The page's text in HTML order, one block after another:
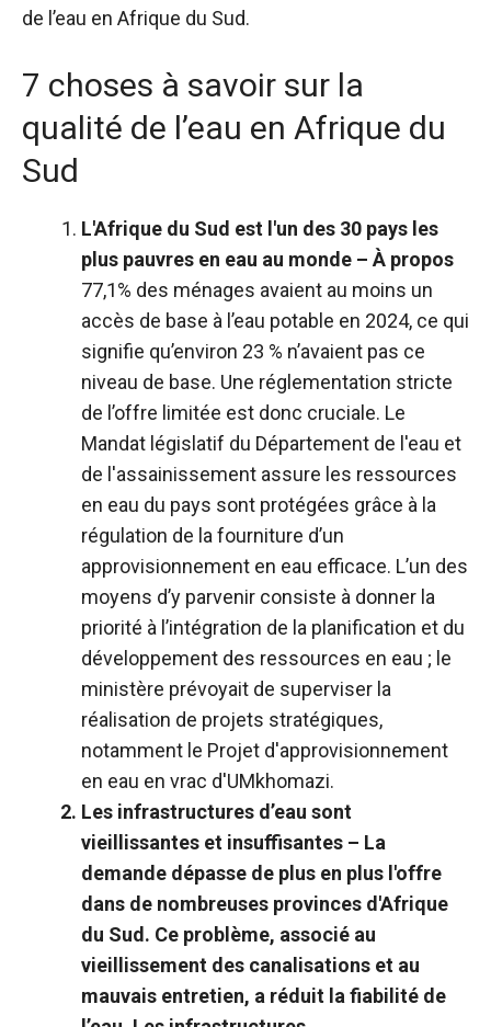
de l’eau en Afrique du Sud.
7 choses à savoir sur la
qualité de l’eau en Afrique du
Sud
L'Afrique du Sud est l'un des 30 pays les
plus pauvres en eau au monde – À propos
77,1% des ménages avaient au moins un
accès de base à l’eau potable en 2024, ce qui
signifie qu’environ 23 % n’avaient pas ce
niveau de base. Une réglementation stricte
de l’offre limitée est donc cruciale. Le
Mandat législatif du Département de l'eau et
de l'assainissement assure les ressources
en eau du pays sont protégées grâce à la
régulation de la fourniture d’un
approvisionnement en eau efficace. L’un des
moyens d’y parvenir consiste à donner la
priorité à l’intégration de la planification et du
développement des ressources en eau ; le
ministère prévoyait de superviser la
réalisation de projets stratégiques,
notamment le Projet d'approvisionnement
en eau en vrac d'UMkhomazi.
Les infrastructures d’eau sont
vieillissantes et insuffisantes – La
demande dépasse de plus en plus l'offre
dans de nombreuses provinces d'Afrique
du Sud. Ce problème, associé au
vieillissement des canalisations et au
mauvais entretien, a réduit la fiabilité de